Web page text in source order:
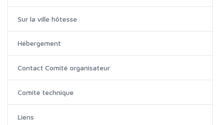
Sur la ville hôtesse
Hébergement
Contact Comité organisateur
Comité technique
Liens